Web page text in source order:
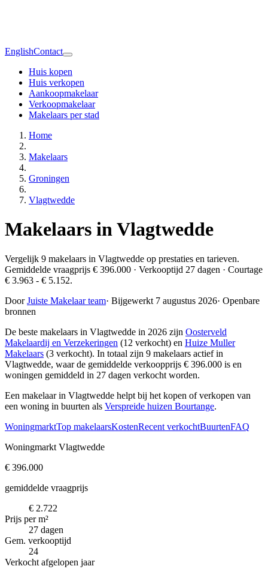
EnglishContact
Huis kopen
Huis verkopen
Aankoopmakelaar
Verkoopmakelaar
Makelaars per stad
Home
Makelaars
Groningen
Vlagtwedde
Makelaars in Vlagtwedde
Vergelijk 9 makelaars in Vlagtwedde op prestaties en tarieven.
Gemiddelde vraagprijs € 396.000 · Verkooptijd 27 dagen · Courtage
€ 3.963 - € 5.152.
DoorJuiste Makelaar team· Bijgewerkt 7 augustus 2026· Openbare
bronnen
De beste makelaars in Vlagtwedde in 2026 zijn Oosterveld
Makelaardij en Verzekeringen (12 verkocht) en Huize Muller
Makelaars (3 verkocht). In totaal zijn 9 makelaars actief in
Vlagtwedde, waar de gemiddelde verkoopprijs € 396.000 is en
woningen gemiddeld in 27 dagen verkocht worden.
Een makelaar in Vlagtwedde helpt bij het kopen of verkopen van
een woning in buurten als Verspreide huizen Bourtange.
WoningmarktTop makelaarsKostenRecent verkochtBuurtenFAQ
Woningmarkt Vlagtwedde
€ 396.000
gemiddelde vraagprijs
€ 2.722
Prijs per m²
27 dagen
Gem. verkooptijd
24
Verkocht afgelopen jaar